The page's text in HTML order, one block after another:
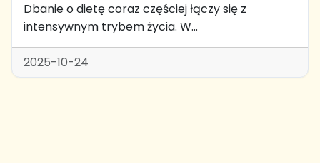
Dbanie o dietę coraz częściej łączy się z
intensywnym trybem życia. W...
2025-10-24